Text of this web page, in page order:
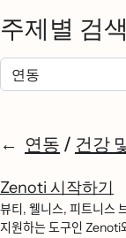
주제별 검색
연동 / 건강
Zenoti 시작하기
뷰티, 웰니스, 피트니스
지원하는 도구인 Zenoti와